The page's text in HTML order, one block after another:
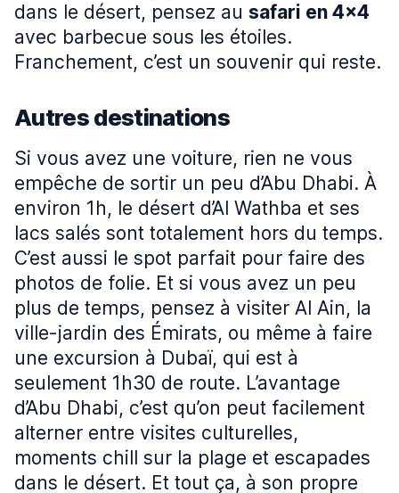
dans le désert, pensez au safari en 4x4
avec barbecue sous les étoiles.
Franchement, c’est un souvenir qui reste.
Autres destinations
Si vous avez une voiture, rien ne vous
empêche de sortir un peu d’Abu Dhabi. À
environ 1h, le désert d’Al Wathba et ses
lacs salés sont totalement hors du temps.
C’est aussi le spot parfait pour faire des
photos de folie. Et si vous avez un peu
plus de temps, pensez à visiter Al Ain, la
ville-jardin des Émirats, ou même à faire
une excursion à Dubaï, qui est à
seulement 1h30 de route. L’avantage
d’Abu Dhabi, c’est qu’on peut facilement
alterner entre visites culturelles,
moments chill sur la plage et escapades
dans le désert. Et tout ça, à son propre